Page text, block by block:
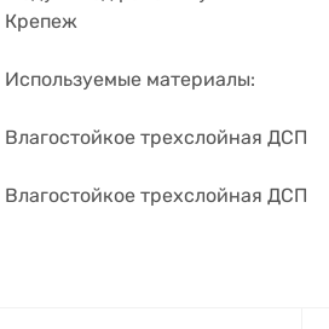
Крепеж
Используемые материалы:
Влагостойкое трехслойная ДСП
Влагостойкое трехслойная ДСП